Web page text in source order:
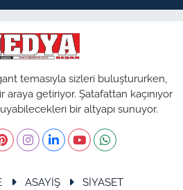
temasıyla sizleri buluştururken,
getiriyor. Şatafattan kaçınıyor
bir altyapı sunuyor.
ASAYİŞ
SİYASET